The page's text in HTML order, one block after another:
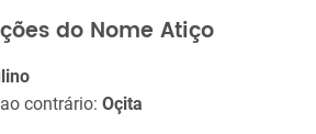
do Nome Atiço
contrário: Oçita